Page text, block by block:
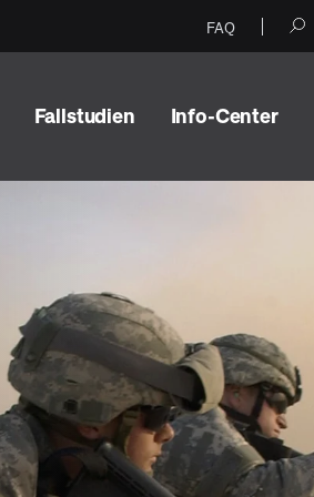
FAQ
Fallstudien Info-Center